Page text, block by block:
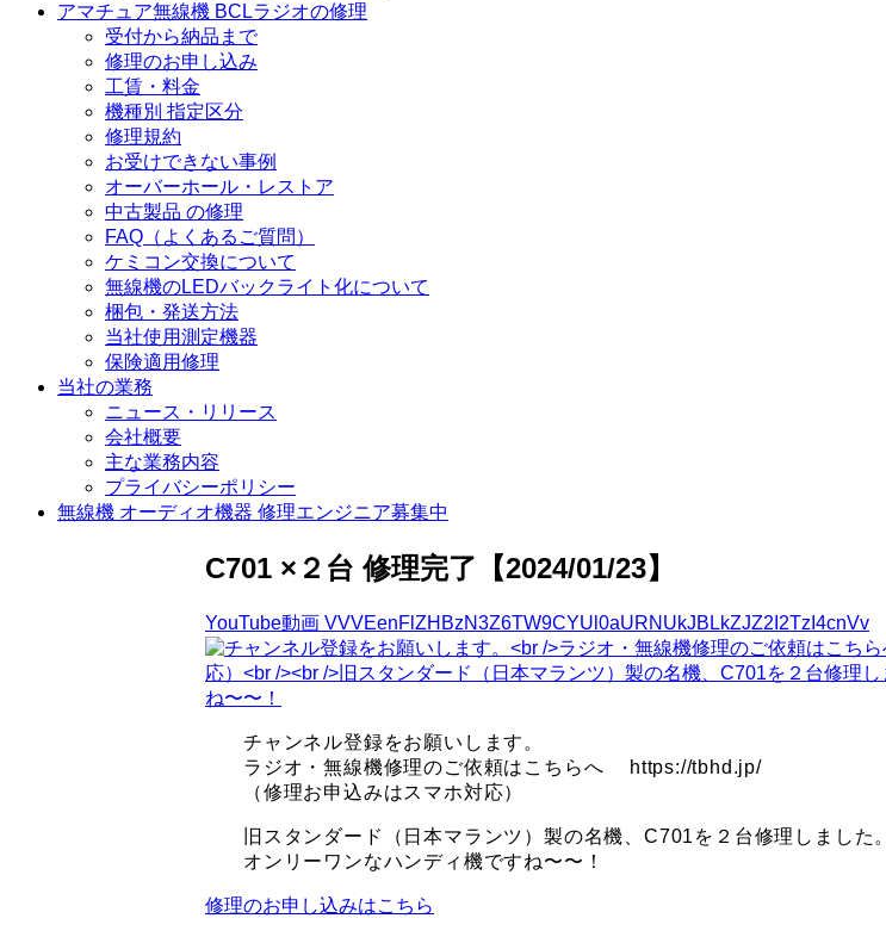
アマチュア無線機 BCLラジオの修理
受付から納品まで
修理のお申し込み
工賃・料金
機種別 指定区分
修理規約
お受けできない事例
オーバーホール・レストア
中古製品 の修理
FAQ（よくあるご質問）
ケミコン交換について
無線機のLEDバックライト化について
梱包・発送方法
当社使用測定機器
保険適用修理
当社の業務
ニュース・リリース
会社概要
主な業務内容
プライバシーポリシー
無線機 オーディオ機器 修理エンジニア募集中
C701 ×２台 修理完了【2024/01/23】
YouTube動画 VVVEenFlZHBzN3Z6TW9CYUl0aURNUkJBLkZJZ2I2TzI4cnVv
チャンネル登録をお願いします。
ラジオ・無線機修理のご依頼はこちらへ https://tbhd.jp/
（修理お申込みはスマホ対応）
旧スタンダード（日本マランツ）製の名機、C701を２台修理しました。
オンリーワンなハンディ機ですね〜〜！
修理のお申し込みはこちら